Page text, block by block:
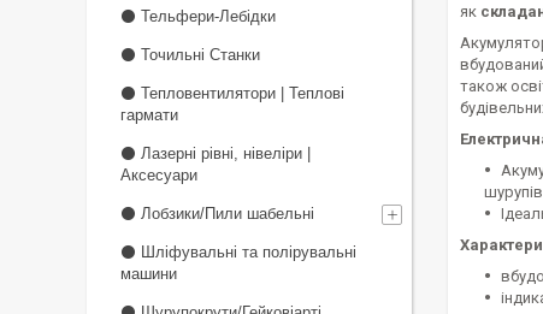
як
також
⚫ Тельфери-Лебідки
⚫ Точильні Станки
⚫ Тепловентилятори | Теплові
гармати
⚫ Лазерні рівні, нівеліри |
Аксесуари
⚫ Лобзики/Пили шабельні
⚫ Шліфувальні та полірувальні
машини